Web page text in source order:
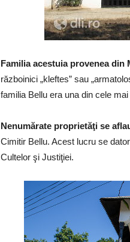
Familia acestuia provenea din
războinici „kleftes” sau
familia Bellu era una din cele
Nenumărate proprietăţi se
Cimitir Bellu. Acest lucru se
Cultelor şi Justiţiei.